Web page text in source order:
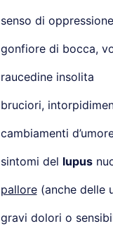
senso di
gonfiore di bocca,
raucedine insolita
bruciori,
cambiamenti
sintomi del lupus
pallore(anche delle
gravi dolori o